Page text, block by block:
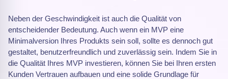
Neben der Geschwindigkeit ist auch die Qualität von
entscheidender Bedeutung. Auch wenn ein MVP eine
Minimalversion Ihres Produkts sein soll, sollte es dennoch gut
gestaltet, benutzerfreundlich und zuverlässig sein. Indem Sie in
die Qualität Ihres MVP investieren, können Sie bei Ihren ersten
Kunden Vertrauen aufbauen und eine solide Grundlage für